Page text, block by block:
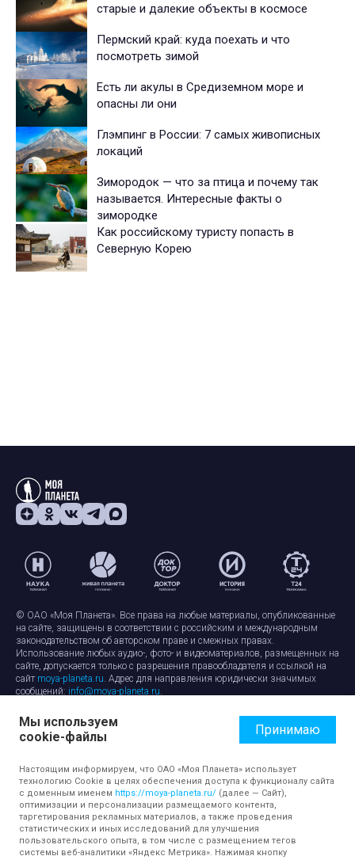
старые и далекие объекты в космосе
Пермский край: куда поехать и что
посмотреть зимой
Есть ли акулы в Средиземном море и
опасны ли они
Глэмпинг в России: 7 самых живописных
локаций
Зимородок — что за птица и почему так
называется. Интересные факты о
зимородке
Как российскому туристу попасть в
Северную Корею
© ОАО «Моя Планета». Все права на любые материалы, опубликованные
на сайте, защищены в соответствии с российским и международным
законодательством об авторском праве и смежных правах.
Использование любых аудио-, фото- и видеоматериалов, размещенных на
сайте, допускается только с разрешения правообладателя и ссылкой на
сайт moya-planeta.ru. Адрес для направления юридически значимых
сообщений: info@moya-planeta.ru.
Правила сайтаРабота с cookie-файлами
Защита персональных данных
Обработка персональных данных
Мы используем
cookie-файлы
Принимаю
Настоящим информируем, что ОАО «Моя Планета» использует
технологию Cookie в целях обеспечения доступа к функционалу сайта
с доменным именем https://moya-planeta.ru/ (далее — Сайт),
оптимизации и персонализации размещаемого контента,
таргетирования рекламных материалов, а также проведения
статистических и иных исследований для улучшения
пользовательского опыта, в том числе с размещением тегов
системы веб-аналитики «Яндекс Метрика». Нажимая кнопку